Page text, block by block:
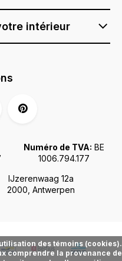
intérieur
IJzerenwaag 12a
2000, Antwerpen
Numéro de TVA: BE
1006.794.177
des témoins (cookies).
comprendre la provenance de